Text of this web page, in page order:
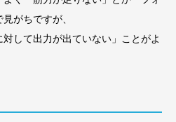
がちですが、
して出力が出ていない」ことがよ